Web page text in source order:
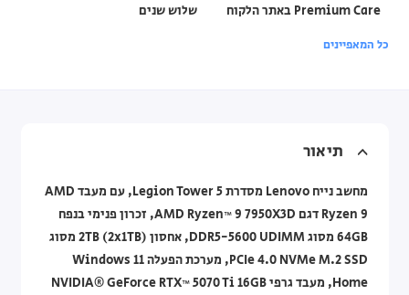
Premium Care באתר הלקוח שלוש שנים
כל המאפיינים
תיאור
מחשב נייח Lenovo מסדרת Legion Tower 5, עם מעבד AMD
Ryzen 9 דגם AMD Ryzen™ 9 7950X3D, זכרון פנימי בנפח
64GB מסוג DDR5-5600 UDIMM, אחסון 2TB (2x1TB) מסוג
PCIe 4.0 NVMe M.2 SSD, מערכת הפעלה Windows 11
Home, מעבד גרפי NVIDIA® GeForce RTX™ 5070 Ti 16GB